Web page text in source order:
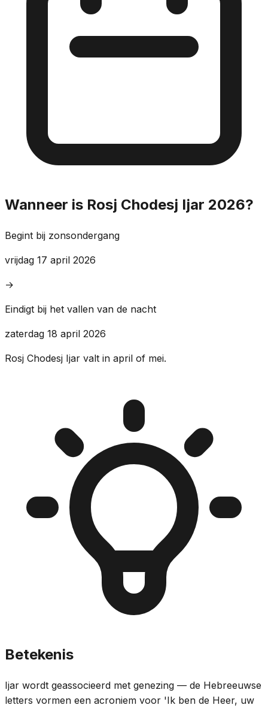
Wanneer is Rosj Chodesj Ijar 2026?
Begint bij zonsondergang
vrijdag 17 april 2026
→
Eindigt bij het vallen van de nacht
zaterdag 18 april 2026
Rosj Chodesj Ijar valt in april of mei.
Betekenis
Ijar wordt geassocieerd met genezing — de Hebreeuwse
letters vormen een acroniem voor 'Ik ben de Heer, uw